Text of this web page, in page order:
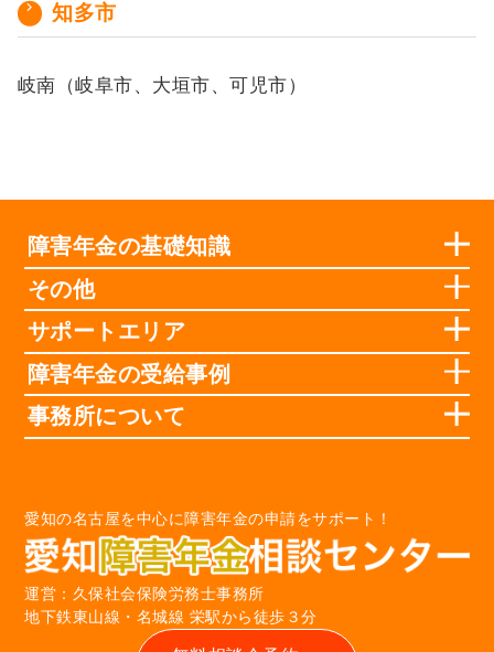
知多市
岐南（岐阜市、大垣市、可児市）
障害年金の基礎知識
その他
サポートエリア
障害年金の受給事例
事務所について
愛知の名古屋を中心に障害年金の申請をサポート！
運営：久保社会保険労務士事務所
地下鉄東山線・名城線 栄駅から徒歩３分